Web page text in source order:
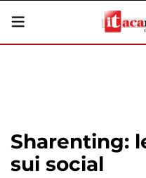
Sharenting:
sui social